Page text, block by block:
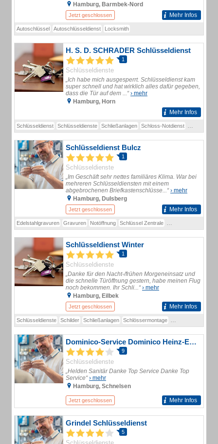
Hamburg, Barmbek-Nord
Jetzt geschlossen Mehr Infos
Autoschlüssel Autoschlüsseldienst Locksmith
H. S. D. SCHRADER Schlüsseldienst
1
Schlüsseldienste
„Ich habe mich ausgesperrt. Schlüsseldienst kam
super schnell und hat wirklich alles dafür gegeben,
dass die Tür auf dem ...“› mehr
Hamburg, Horn
Mehr Infos
Schlüsseldienst Schlüsseldienste Schließanlagen Schloss-Notdienst
Schlüsseldienst Bulcz
1
Schlüsseldienste
„Im Geschäft sehr nettes familiäres Klima. War bei
mehreren Schlüsseldiensten mit einem
abgebrochenen Briefkastenschlüsse...“› mehr
Hamburg, Dulsberg
Jetzt geschlossen Mehr Infos
Edelstahlgravuren Gravuren Notöffnung Schlüssel Zentrale
Schlüsseldienst Winter
1
Schlüsseldienste
„Danke für den Nacht-/frühen Morgeneinsatz und
die schnelle Türöffnung gestern, habe meinen Flug
noch bekommen. Ihr Schli...“› mehr
Hamburg, Eilbek
Jetzt geschlossen Mehr Infos
Schlüsseldienste Schilder Schließanlagen Schlössermontage
Dominico-Service Dominico Heinz-Erich Schlüsseldienst
9
Schlüsseldienste
„Helden Sanitär Danke Top Service Danke Top
Service“› mehr
Hamburg, Schnelsen
Jetzt geschlossen Mehr Infos
Grindel Schlüsseldienst
5